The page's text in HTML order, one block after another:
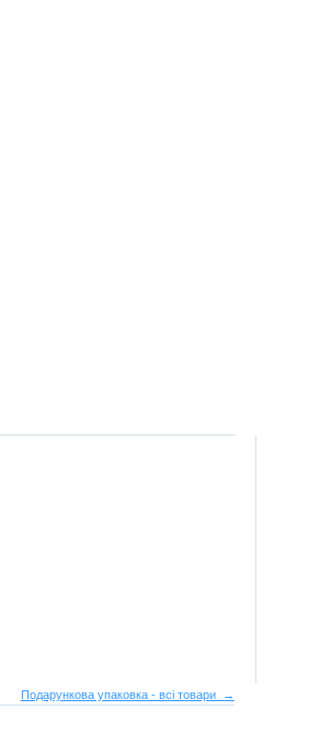
Подарункова упаковка - всі товари →